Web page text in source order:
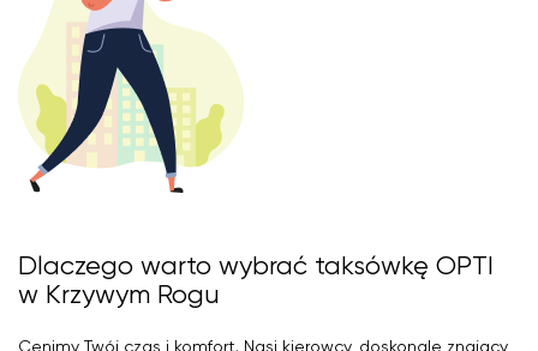
Dlaczego warto wybrać taksówkę OPTI
w Krzywym Rogu
Cenimy Twój czas i komfort. Nasi kierowcy, doskonale znający